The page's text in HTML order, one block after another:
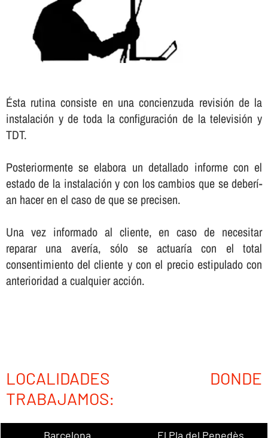
Ésta rutina consiste en una concienzuda revisión de la
instalación y de toda la configuración de la televisión y
TDT.
Posteriormente se elabora un detallado informe con el
estado de la instalación y con los cambios que se deberí­
an hacer en el caso de que se precisen.
Una vez informado al cliente, en caso de necesitar
reparar una averí­a, sólo se actuarí­a con el total
consentimiento del cliente y con el precio estipulado con
anterioridad a cualquier acción.
LOCALIDADES DONDE
TRABAJAMOS:
Barcelona
El Pla del Penedès